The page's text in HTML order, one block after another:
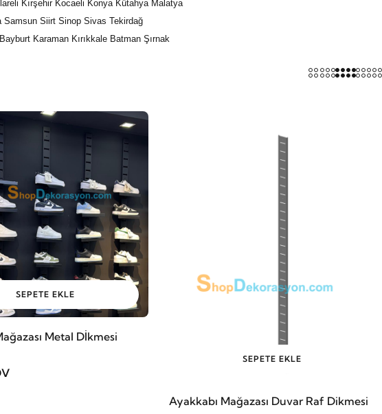
Kırşehir Kocaeli Konya Kütahya Malatya
Samsun Siirt Sinop Sivas Tekirdağ
Karaman Kırıkkale Batman Şırnak
SEPETE EKLE
Metal Dİkmesi
SEPETE EKLE
Ayakkabı Mağazası Duvar Raf Dikmesi